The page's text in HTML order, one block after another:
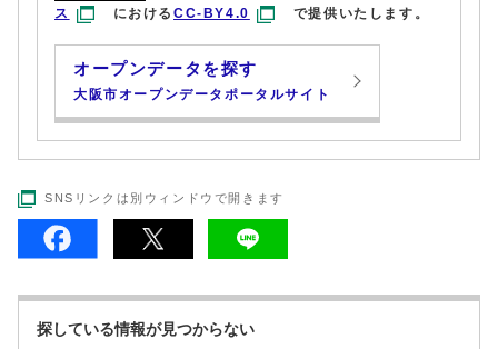
ス
におけるCC-BY4.0 で提供いたします。
オープンデータを探す
大阪市オープンデータポータルサイト
SNSリンクは別ウィンドウで開きます
探している情報が見つからない